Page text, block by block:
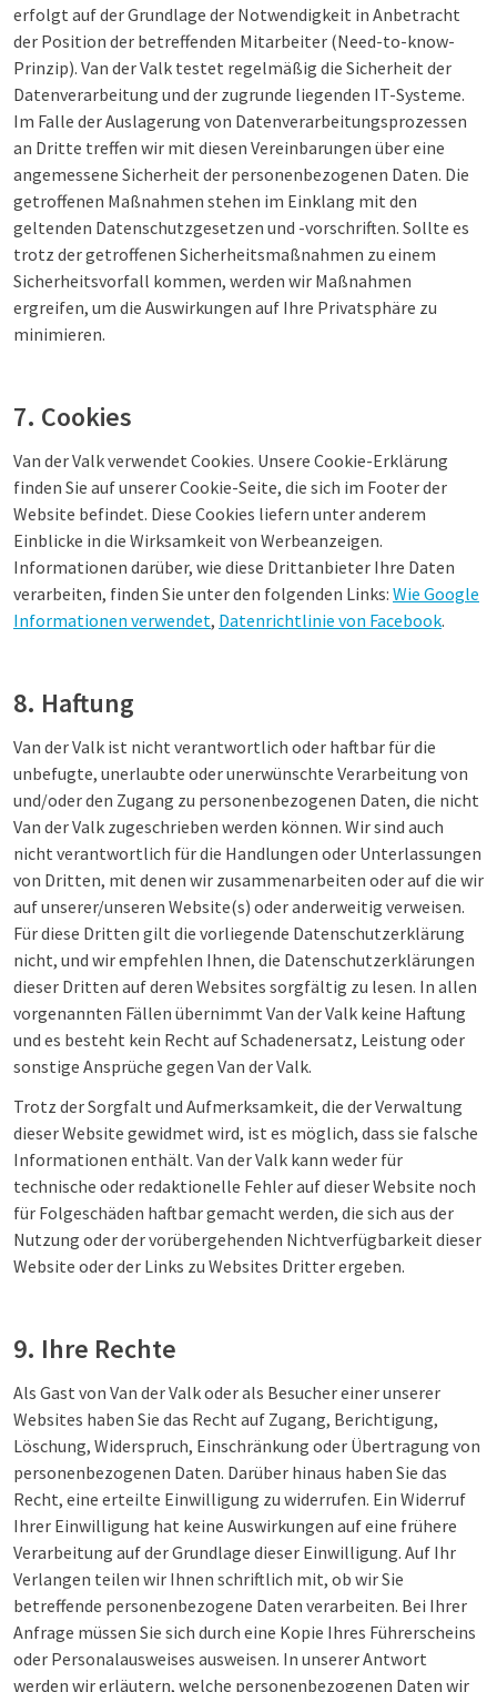
erfolgt auf der Grundlage der Notwendigkeit in Anbetracht
der Position der betreffenden Mitarbeiter (Need-to-know-
Prinzip). Van der Valk testet regelmäßig die Sicherheit der
Datenverarbeitung und der zugrunde liegenden IT-Systeme.
Im Falle der Auslagerung von Datenverarbeitungsprozessen
an Dritte treffen wir mit diesen Vereinbarungen über eine
angemessene Sicherheit der personenbezogenen Daten. Die
getroffenen Maßnahmen stehen im Einklang mit den
geltenden Datenschutzgesetzen und -vorschriften. Sollte es
trotz der getroffenen Sicherheitsmaßnahmen zu einem
Sicherheitsvorfall kommen, werden wir Maßnahmen
ergreifen, um die Auswirkungen auf Ihre Privatsphäre zu
minimieren.
7. Cookies
Van der Valk verwendet Cookies. Unsere Cookie-Erklärung
finden Sie auf unserer Cookie-Seite, die sich im Footer der
Website befindet. Diese Cookies liefern unter anderem
Einblicke in die Wirksamkeit von Werbeanzeigen.
Informationen darüber, wie diese Drittanbieter Ihre Daten
verarbeiten, finden Sie unter den folgenden Links: Wie Google
Informationen verwendet, Datenrichtlinie von Facebook.
8. Haftung
Van der Valk ist nicht verantwortlich oder haftbar für die
unbefugte, unerlaubte oder unerwünschte Verarbeitung von
und/oder den Zugang zu personenbezogenen Daten, die nicht
Van der Valk zugeschrieben werden können. Wir sind auch
nicht verantwortlich für die Handlungen oder Unterlassungen
von Dritten, mit denen wir zusammenarbeiten oder auf die wir
auf unserer/unseren Website(s) oder anderweitig verweisen.
Für diese Dritten gilt die vorliegende Datenschutzerklärung
nicht, und wir empfehlen Ihnen, die Datenschutzerklärungen
dieser Dritten auf deren Websites sorgfältig zu lesen. In allen
vorgenannten Fällen übernimmt Van der Valk keine Haftung
und es besteht kein Recht auf Schadenersatz, Leistung oder
sonstige Ansprüche gegen Van der Valk.
Trotz der Sorgfalt und Aufmerksamkeit, die der Verwaltung
dieser Website gewidmet wird, ist es möglich, dass sie falsche
Informationen enthält. Van der Valk kann weder für
technische oder redaktionelle Fehler auf dieser Website noch
für Folgeschäden haftbar gemacht werden, die sich aus der
Nutzung oder der vorübergehenden Nichtverfügbarkeit dieser
Website oder der Links zu Websites Dritter ergeben.
9. Ihre Rechte
Als Gast von Van der Valk oder als Besucher einer unserer
Websites haben Sie das Recht auf Zugang, Berichtigung,
Löschung, Widerspruch, Einschränkung oder Übertragung von
personenbezogenen Daten. Darüber hinaus haben Sie das
Recht, eine erteilte Einwilligung zu widerrufen. Ein Widerruf
Ihrer Einwilligung hat keine Auswirkungen auf eine frühere
Verarbeitung auf der Grundlage dieser Einwilligung. Auf Ihr
Verlangen teilen wir Ihnen schriftlich mit, ob wir Sie
betreffende personenbezogene Daten verarbeiten. Bei Ihrer
Anfrage müssen Sie sich durch eine Kopie Ihres Führerscheins
oder Personalausweises ausweisen. In unserer Antwort
werden wir erläutern, welche personenbezogenen Daten wir